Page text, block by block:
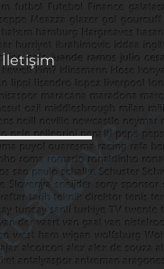
İletişim